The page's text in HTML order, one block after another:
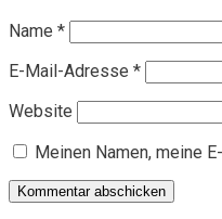
Name *
E-Mail-Adresse *
Website
Meinen Namen, meine